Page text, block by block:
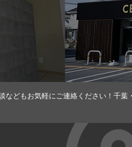
などもお気軽にご連絡ください！千葉